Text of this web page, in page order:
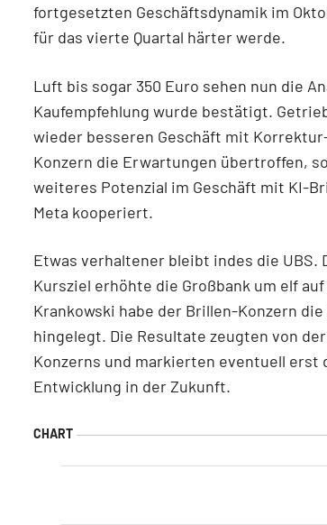
fortgesetzten Geschäftsdynamik im
für das vierte Quartal härter werde.
Luft bis sogar 350 Euro sehen nun die
Kaufempfehlung wurde bestätigt.
wieder besseren Geschäft mit
Konzern die Erwartungen übertroffen,
weiteres Potenzial im Geschäft mit KI-
Meta kooperiert.
Etwas verhaltener bleibt indes die UBS.
Kursziel erhöhte die Großbank um elf
Krankowski habe der Brillen-Konzern
hingelegt. Die Resultate zeugten von
Konzerns und markierten eventuell erst
Entwicklung in der Zukunft.